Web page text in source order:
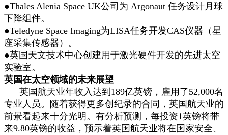
●Thales Alenia Space UK公司为 Argonaut 任务设计月球
下降组件。
●Teledyne Space Imaging为LISA任务开发CAS仪器（星
座采集传感器）。
●英国天文技术中心创建用于激光硬件开发的先进太空
实验室。
英国在太空领域的未来展望
英国航天业年收入达到189亿英镑，雇用了52,000名
专业人员。随着获得更多创纪录的合同，英国航天业的
前景看起来十分光明。有分析预测，每投资1英镑将带
来9.80英镑的收益，预示着英国航天业将在国家安全、